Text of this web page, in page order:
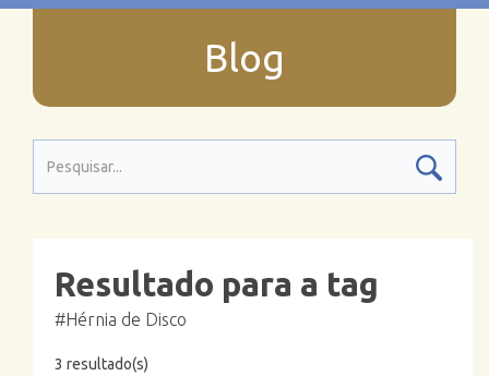
Blog
Resultado para a tag
#Hérnia de Disco
3 resultado(s)